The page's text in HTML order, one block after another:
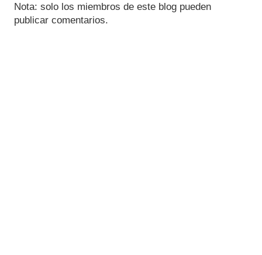
Nota: solo los miembros de este blog pueden
publicar comentarios.